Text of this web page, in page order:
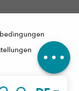
Kommentare